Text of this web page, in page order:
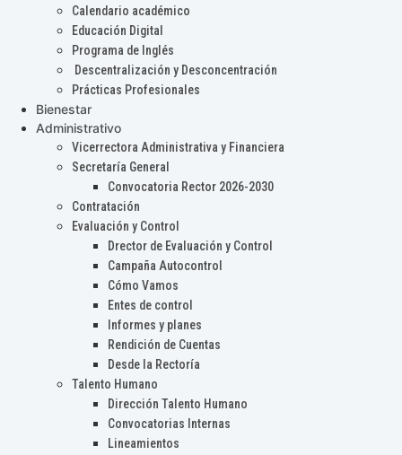
Calendario académico
Educación Digital
Programa de Inglés
Descentralización y Desconcentración
Prácticas Profesionales
Bienestar
Administrativo
Vicerrectora Administrativa y Financiera
Secretaría General
Convocatoria Rector 2026-2030
Contratación
Evaluación y Control
Drector de Evaluación y Control
Campaña Autocontrol
Cómo Vamos
Entes de control
Informes y planes
Rendición de Cuentas
Desde la Rectoría
Talento Humano
Dirección Talento Humano
Convocatorias Internas
Lineamientos